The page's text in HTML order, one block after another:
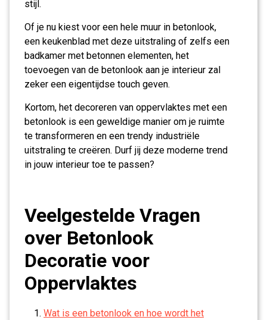
stijl.
Of je nu kiest voor een hele muur in betonlook,
een keukenblad met deze uitstraling of zelfs een
badkamer met betonnen elementen, het
toevoegen van de betonlook aan je interieur zal
zeker een eigentijdse touch geven.
Kortom, het decoreren van oppervlaktes met een
betonlook is een geweldige manier om je ruimte
te transformeren en een trendy industriële
uitstraling te creëren. Durf jij deze moderne trend
in jouw interieur toe te passen?
Veelgestelde Vragen
over Betonlook
Decoratie voor
Oppervlaktes
Wat is een betonlook en hoe wordt het